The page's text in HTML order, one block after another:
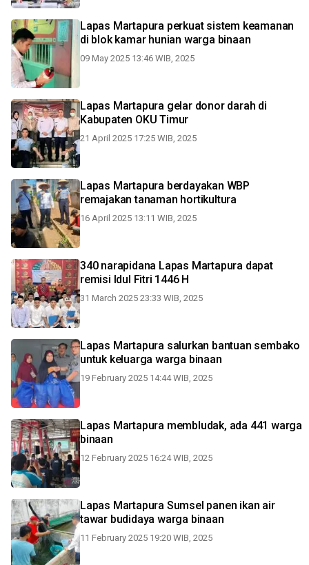
Lapas Martapura perkuat sistem keamanan
di blok kamar hunian warga binaan
09 May 2025 13:46 WIB, 2025
Lapas Martapura gelar donor darah di
Kabupaten OKU Timur
21 April 2025 17:25 WIB, 2025
Lapas Martapura berdayakan WBP
remajakan tanaman hortikultura
16 April 2025 13:11 WIB, 2025
340 narapidana Lapas Martapura dapat
remisi Idul Fitri 1446 H
31 March 2025 23:33 WIB, 2025
Lapas Martapura salurkan bantuan sembako
untuk keluarga warga binaan
19 February 2025 14:44 WIB, 2025
Lapas Martapura membludak, ada 441 warga
binaan
12 February 2025 16:24 WIB, 2025
Lapas Martapura Sumsel panen ikan air
tawar budidaya warga binaan
11 February 2025 19:20 WIB, 2025